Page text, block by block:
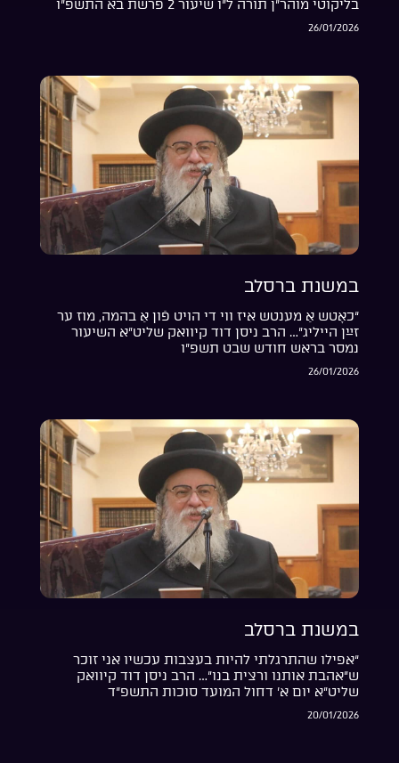
בליקוטי מוהר”ן תורה ל”ו שיעור 2 פרשת בא התשפ”ו
26/01/2026
במשנת ברסלב
“כאָטש אַ מענטש איז ווי די הויט פֿון אַ בהמה, מוז ער
זײַן הייליג”… הרב ניסן דוד קיוואק שליט”א השיעור
נמסר בראש חודש שבט תשפ”ו
26/01/2026
במשנת ברסלב
“אפילו שהתרגלתי להיות בעצבות עכשיו אני זוכר
ש”אהבת אותנו ורצית בנו”… הרב ניסן דוד קיוואק
שליט”א יום א’ דחול המועד סוכות התשפ”ד
20/01/2026